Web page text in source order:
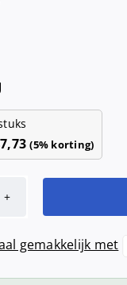
(5% korting)
gemakkelijk met